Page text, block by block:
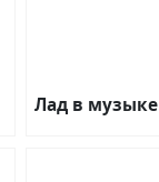
Лад в музыке